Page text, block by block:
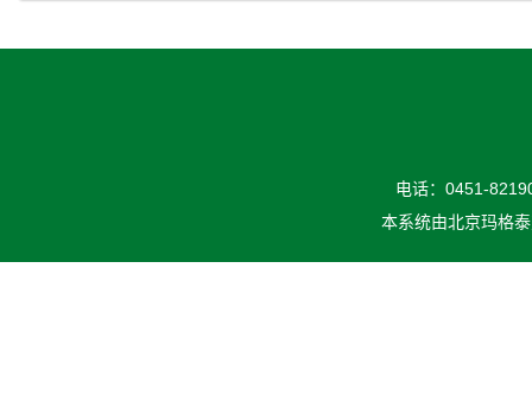
电话：0451-
本系统由北京玛格